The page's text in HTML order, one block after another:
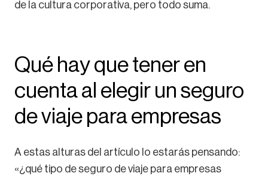
de la cultura corporativa, pero todo suma.
Qué hay que tener en
cuenta al elegir un seguro
de viaje para empresas
A estas alturas del artículo lo estarás pensando:
«¿qué tipo de seguro de viaje para empresas